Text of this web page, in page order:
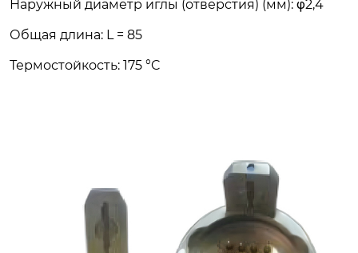
Наружный диаметр иглы (отверстия) (мм): φ2,4
Общая длина: L = 85
Термостойкость: 175 °C